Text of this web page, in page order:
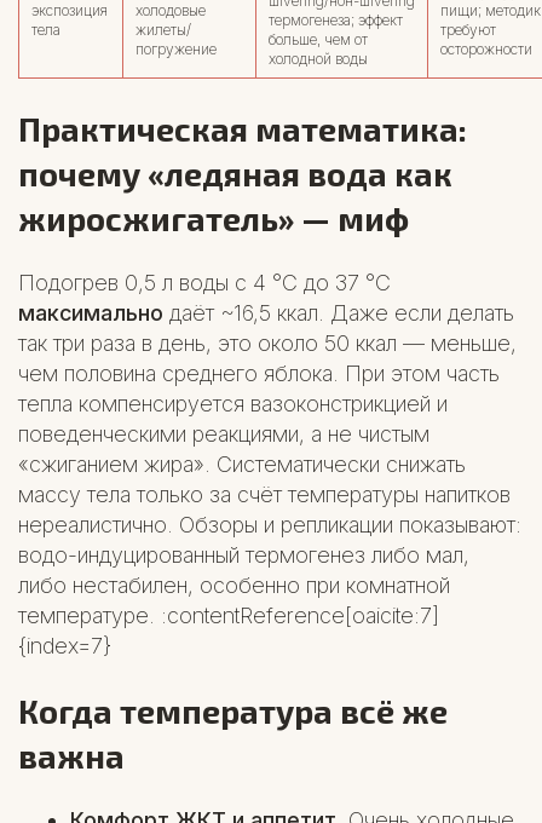
экспозиция
тела
холодовые
жилеты/
погружение
термогенеза; эффект
больше, чем от
холодной воды
пищи;
требуют
осторожности
Практическая математика:
почему «ледяная вода как
жиросжигатель» — миф
Подогрев 0,5 л воды с 4 °C до 37 °C
максимально даёт ~16,5 ккал. Даже если делать
так три раза в день, это около 50 ккал — меньше,
чем половина среднего яблока. При этом часть
тепла компенсируется вазоконстрикцией и
поведенческими реакциями, а не чистым
«сжиганием жира». Систематически снижать
массу тела только за счёт температуры напитков
нереалистично. Обзоры и репликации показывают:
водо-индуцированный термогенез либо мал,
либо нестабилен, особенно при комнатной
температуре. :contentReference[oaicite:7]
{index=7}
Когда температура всё же
важна